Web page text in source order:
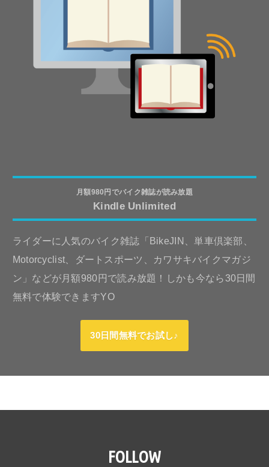
月額980円でバイク雑誌が読み放題
Kindle Unlimited
ライダーに人気のバイク雑誌「BikeJIN、単車倶楽部、
Motorcyclist、ダートスポーツ、カワサキバイクマガジ
ン」などが月額980円で読み放題！しかも今なら30日間
無料で体験できますYO
30日間無料でお試し♪
FOLLOW